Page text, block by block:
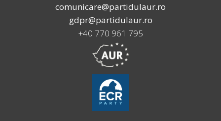
comunicare@partidulaur.ro
gdpr@partidulaur.ro
+40 770 961 795